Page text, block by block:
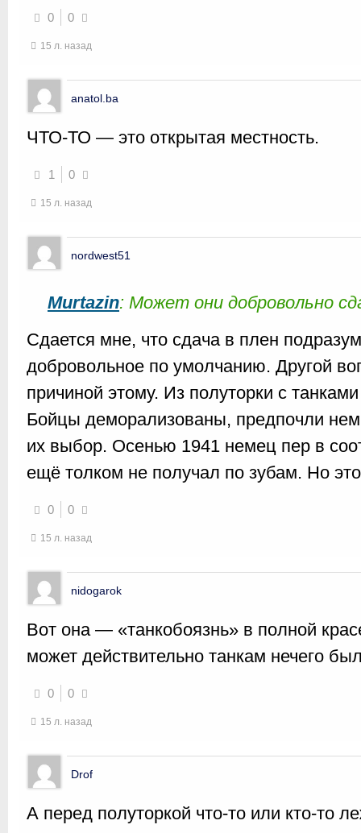
0 0
15 л. назад
anatol.ba
ЧТО-ТО — это открытая местность.
1 0
15 л. назад
nordwest51
Murtazin: Может они добровольно
Сдается мне, что сдача в плен
добровольное по умолчанию. Другой
причиной этому. Из полуторки с
Бойцы деморализованы, предпочли
их выбор. Осенью 1941 немец пер в
ещё толком не получал по зубам. Но
0 0
15 л. назад
nidogarok
Вот она — «танкобоязнь» в полной
может действительно танкам нечего
0 0
15 л. назад
Drof
А перед полуторкой что-то или кто-то